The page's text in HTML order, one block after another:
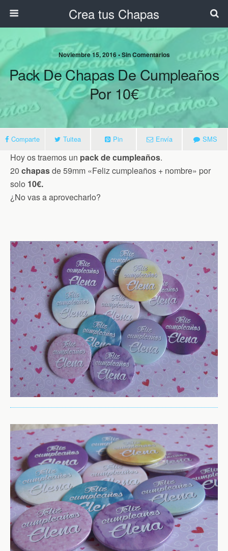
Crea tus Chapas
Noviembre 15, 2016 • Sin Comentarios
Pack De Chapas De Cumpleaños
Por 10€
Comparte Tuitea Pin Envía SMS
Hoy os traemos un pack de cumpleaños.
20 chapasde 59mm «Feliz cumpleaños + nombre» por
solo 10€.
¿No vas a aprovecharlo?